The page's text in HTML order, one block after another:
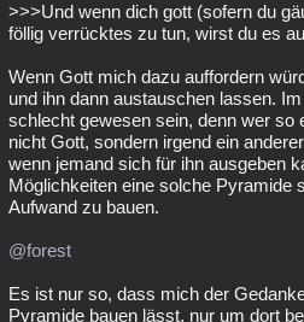
>>>Und wenn dich gott (sofern du
föllig verrücktes zu tun, wirst du es
Wenn Gott mich dazu auffordern
und ihn dann austauschen lassen.
schlecht gewesen sein, denn wer so
nicht Gott, sondern irgend ein
wenn jemand sich für ihn ausgeben
Möglichkeiten eine solche Pyramide
Aufwand zu bauen.
@forest
Es ist nur so, dass mich der
Pyramide bauen lässt, nur um dort